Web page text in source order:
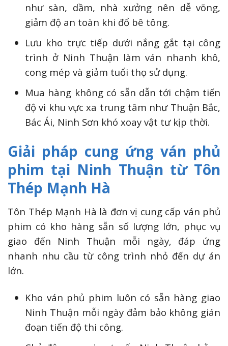
như sàn, dầm, nhà xưởng nên dễ võng,
giảm độ an toàn khi đổ bê tông.
Lưu kho trực tiếp dưới nắng gắt tại công
trình ở Ninh Thuận làm ván nhanh khô,
cong mép và giảm tuổi thọ sử dụng.
Mua hàng không có sẵn dẫn tới chậm tiến
độ vì khu vực xa trung tâm như Thuận Bắc,
Bác Ái, Ninh Sơn khó xoay vật tư kịp thời.
Giải pháp cung ứng ván phủ
phim tại Ninh Thuận từ Tôn
Thép Mạnh Hà
Tôn Thép Mạnh Hà là đơn vị cung cấp ván phủ
phim có kho hàng sẵn số lượng lớn, phục vụ
giao đến Ninh Thuận mỗi ngày, đáp ứng
nhanh nhu cầu từ công trình nhỏ đến dự án
lớn.
Kho ván phủ phim luôn có sẵn hàng giao
Ninh Thuận mỗi ngày đảm bảo không gián
đoạn tiến độ thi công.